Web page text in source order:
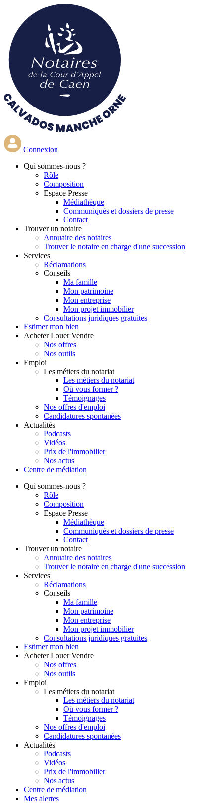
contenu
principal
Connexion
Qui sommes-nous ?
Rôle
Composition
Espace Presse
Médiathèque
Communiqués et dossiers de presse
Contact
Trouver un notaire
Annuaire des notaires
Trouver le notaire en charge d'une succession
Services
Réclamations
Conseils
Ma famille
Mon patrimoine
Mon entreprise
Mon projet immobilier
Consultations juridiques gratuites
Estimer mon bien
Acheter Louer Vendre
Nos offres
Nos outils
Emploi
Les métiers du notariat
Les métiers du notariat
Où vous former ?
Témoignages
Nos offres d'emploi
Candidatures spontanées
Actualités
Podcasts
Vidéos
Prix de l'immobilier
Nos actus
Centre de médiation
Qui sommes-nous ?
Rôle
Composition
Espace Presse
Médiathèque
Communiqués et dossiers de presse
Contact
Trouver un notaire
Annuaire des notaires
Trouver le notaire en charge d'une succession
Services
Réclamations
Conseils
Ma famille
Mon patrimoine
Mon entreprise
Mon projet immobilier
Consultations juridiques gratuites
Estimer mon bien
Acheter Louer Vendre
Nos offres
Nos outils
Emploi
Les métiers du notariat
Les métiers du notariat
Où vous former ?
Témoignages
Nos offres d'emploi
Candidatures spontanées
Actualités
Podcasts
Vidéos
Prix de l'immobilier
Nos actus
Centre de médiation
Mes alertes